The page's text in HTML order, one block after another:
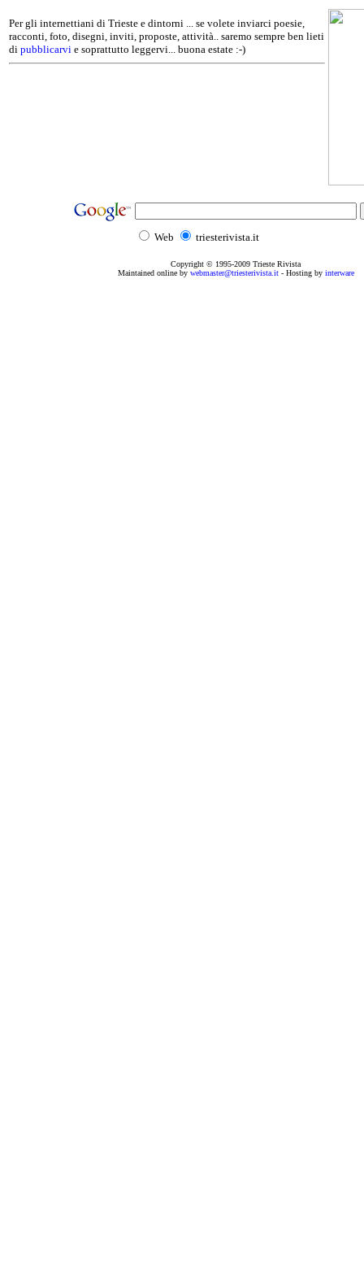
Per gli internettiani di Trieste e dintorni ... se volete inviarci poesie,
racconti, foto, disegni, inviti, proposte, attività.. saremo sempre ben lieti
di pubblicarvi e soprattutto leggervi... buona estate :-)
Web triesterivista.it
Copyright © 1995-2009 Trieste Rivista
Maintained online by webmaster@triesterivista.it- Hosting by interware